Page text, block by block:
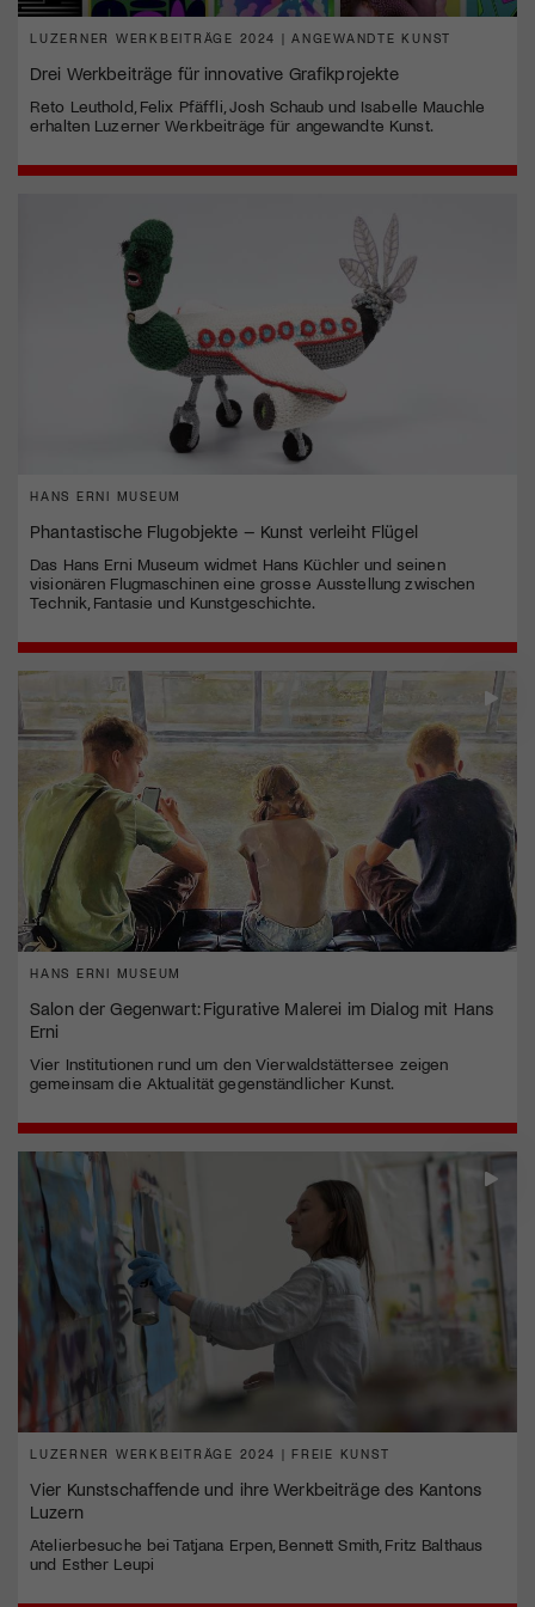
LUZERNER WERKBEITRÄGE 2024 | ANGEWANDTE KUNST
Drei Werkbeiträge für innovative Grafikprojekte
Reto Leuthold, Felix Pfäffli, Josh Schaub und Isabelle Mauchle
erhalten Luzerner Werkbeiträge für angewandte Kunst.
HANS ERNI MUSEUM
Phantastische Flugobjekte – Kunst verleiht Flügel
Das Hans Erni Museum widmet Hans Küchler und seinen
visionären Flugmaschinen eine grosse Ausstellung zwischen
Technik, Fantasie und Kunstgeschichte.
HANS ERNI MUSEUM
Salon der Gegenwart: Figurative Malerei im Dialog mit Hans
Erni
Vier Institutionen rund um den Vierwaldstättersee zeigen
gemeinsam die Aktualität gegenständlicher Kunst.
LUZERNER WERKBEITRÄGE 2024 | FREIE KUNST
Vier Kunstschaffende und ihre Werkbeiträge des Kantons
Luzern
Atelierbesuche bei Tatjana Erpen, Bennett Smith, Fritz Balthaus
und Esther Leupi